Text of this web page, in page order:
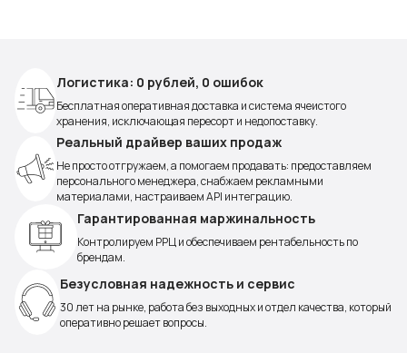
Логистика: 0 рублей, 0 ошибок
Бесплатная оперативная доставка и система ячеистого
хранения, исключающая пересорт и недопоставку.
Реальный драйвер ваших продаж
Не просто отгружаем, а помогаем продавать: предоставляем
персонального менеджера, снабжаем рекламными
материалами, настраиваем API интеграцию.
Гарантированная маржинальность
Контролируем РРЦ и обеспечиваем рентабельность по
брендам.
Безусловная надежность и сервис
30 лет на рынке, работа без выходных и отдел качества, который
оперативно решает вопросы.